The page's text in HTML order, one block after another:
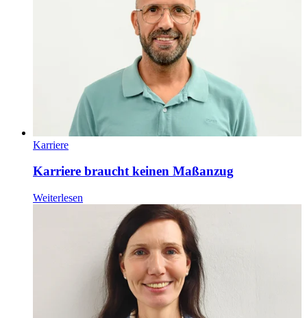
Karriere
Karriere braucht keinen Maßanzug
Weiterlesen